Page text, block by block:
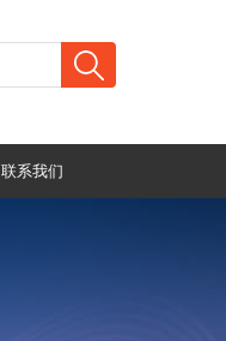
联系我们